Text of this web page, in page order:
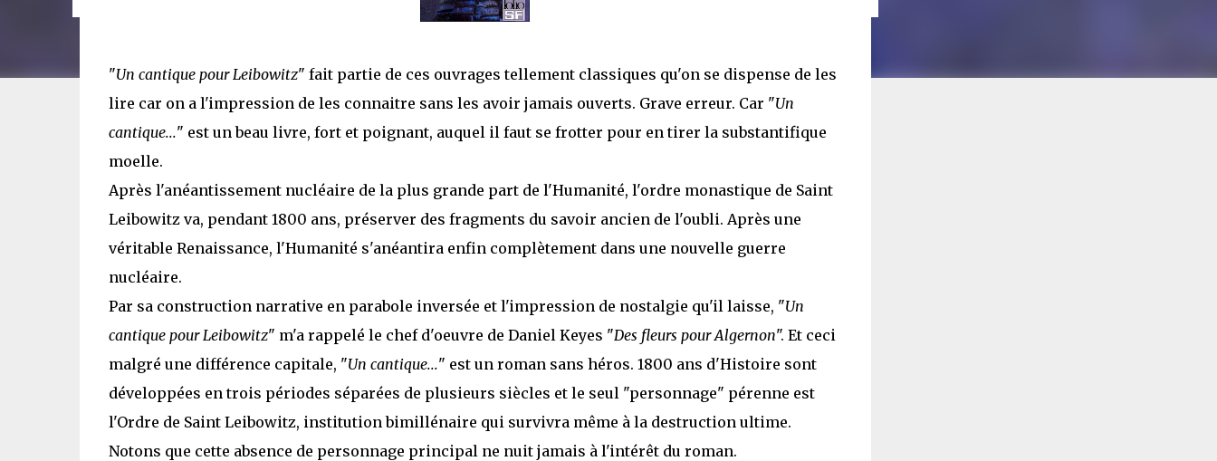
"Un cantique pour Leibowitz" fait partie de ces ouvrages tellement classiques qu'on se dispense de les
lire car on a l'impression de les connaitre sans les avoir jamais ouverts. Grave erreur. Car "Un
cantique..." est un beau livre, fort et poignant, auquel il faut se frotter pour en tirer la substantifique
moelle.
Après l'anéantissement nucléaire de la plus grande part de l'Humanité, l'ordre monastique de Saint
Leibowitz va, pendant 1800 ans, préserver des fragments du savoir ancien de l'oubli. Après une
véritable Renaissance, l'Humanité s'anéantira enfin complètement dans une nouvelle guerre
nucléaire.
Par sa construction narrative en parabole inversée et l'impression de nostalgie qu'il laisse, "Un
cantique pour Leibowitz" m'a rappelé le chef d'oeuvre de Daniel Keyes "Des fleurs pour Algernon". Et ceci
malgré une différence capitale, "Un cantique..." est un roman sans héros. 1800 ans d'Histoire sont
développées en trois périodes séparées de plusieurs siècles et le seul "personnage" pérenne est
l'Ordre de Saint Leibowitz, institution bimillénaire qui survivra même à la destruction ultime.
Notons que cette absence de personnage principal ne nuit jamais à l'intérêt du roman.